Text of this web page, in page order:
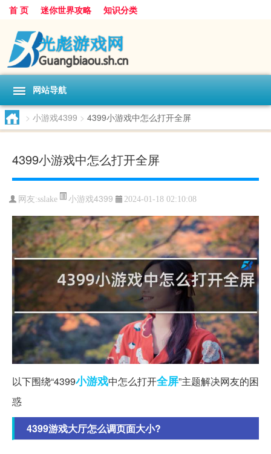
首 页 迷你世界攻略 知识分类
网站导航
> 小游戏4399 > 4399小游戏中怎么打开全屏
4399小游戏中怎么打开全屏
网友:sslake 小游戏4399 2024-01-18 02:10:08
以下围绕“4399小游戏中怎么打开全屏”主题解决网友的困
惑
4399游戏大厅怎么调页面大小?